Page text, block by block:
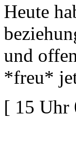
Heute
und
*freu*
[ 15 Uhr